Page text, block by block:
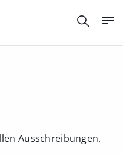
Ausschreibungen.